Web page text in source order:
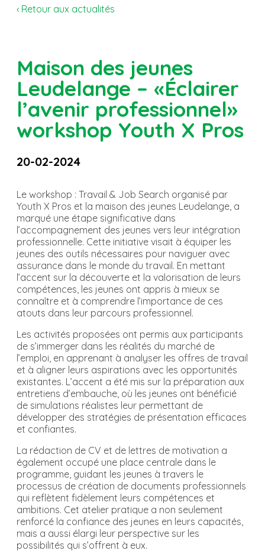
‹ Retour aux actualités
Maison des jeunes
Leudelange – «Éclairer
l’avenir professionnel»
workshop Youth X Pros
20-02-2024
Le workshop : Travail & Job Search organisé par
Youth X Pros et la maison des jeunes Leudelange, a
marqué une étape significative dans
l’accompagnement des jeunes vers leur intégration
professionnelle. Cette initiative visait à équiper les
jeunes des outils nécessaires pour naviguer avec
assurance dans le monde du travail. En mettant
l’accent sur la découverte et la valorisation de leurs
compétences, les jeunes ont appris à mieux se
connaître et à comprendre l’importance de ces
atouts dans leur parcours professionnel.
Les activités proposées ont permis aux participants
de s’immerger dans les réalités du marché de
l’emploi, en apprenant à analyser les offres de travail
et à aligner leurs aspirations avec les opportunités
existantes. L’accent a été mis sur la préparation aux
entretiens d’embauche, où les jeunes ont bénéficié
de simulations réalistes leur permettant de
développer des stratégies de présentation efficaces
et confiantes.
La rédaction de CV et de lettres de motivation a
également occupé une place centrale dans le
programme, guidant les jeunes à travers le
processus de création de documents professionnels
qui reflètent fidèlement leurs compétences et
ambitions. Cet atelier pratique a non seulement
renforcé la confiance des jeunes en leurs capacités,
mais a aussi élargi leur perspective sur les
possibilités qui s’offrent à eux.